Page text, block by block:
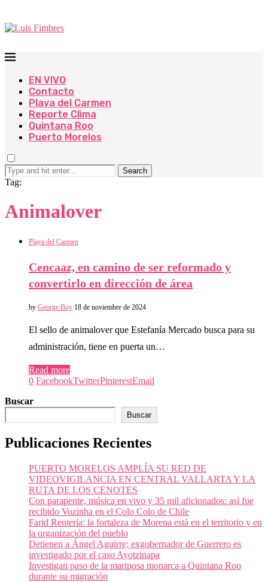
EN VIVO
Contacto
Playa del Carmen
Reporte Clima
Quintana Roo
Puerto Morelos
Search
Tag:
Animalover
Playa del Carmen
Cencaaz, en camino de ser reformado y
convertirlo en dirección de área
by George Boy 18 de noviembre de 2024
El sello de animalover que Estefanía Mercado busca para su
administración, tiene en puerta un…
Read more
0 FacebookTwitterPinterestEmail
Buscar
Buscar
Publicaciones Recientes
PUERTO MORELOS AMPLÍA SU RED DE
VIDEOVIGILANCIA EN CENTRAL VALLARTA Y LA
RUTA DE LOS CENOTES
Con parapente, música en vivo y 35 mil aficionados: así fue
recibido Vozinha en el Colo Colo de Chile
Farid Rentería: la fortaleza de Morena está en el territorio y en
la organización del pueblo
Detienen a Ángel Aguirre; exgobernador de Guerrero es
investigado por el caso Ayotzinapa
Investigan paso de la mariposa monarca a Quintana Roo
durante su migración